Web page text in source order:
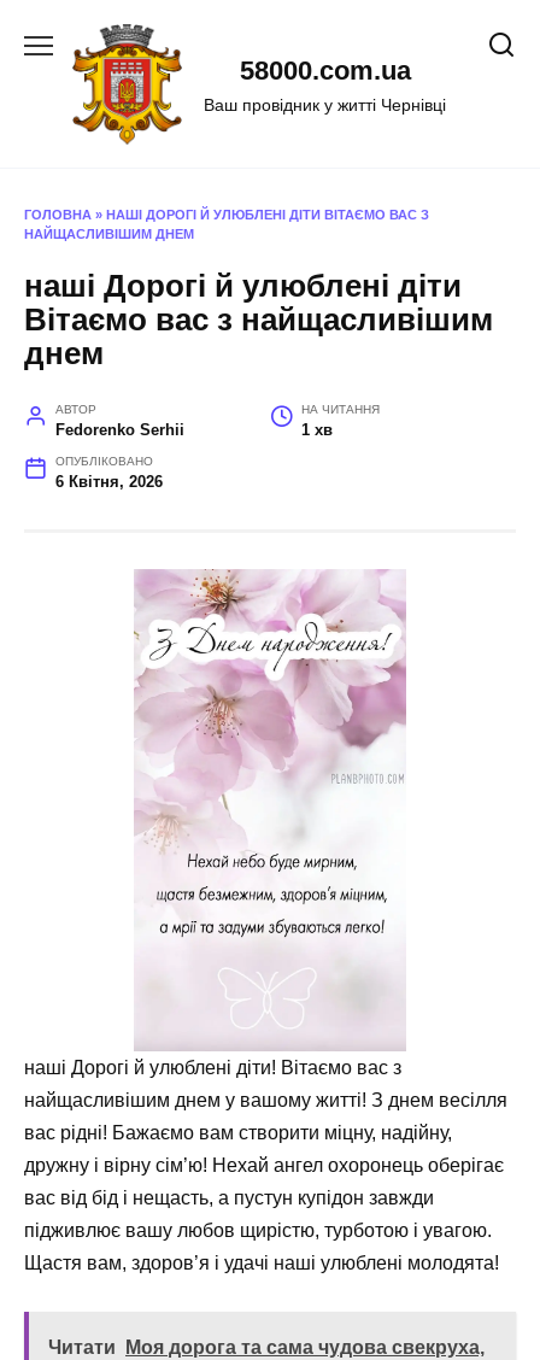
58000.com.ua
Ваш провідник у житті Чернівці
ГОЛОВНА » НАШІ ДОРОГІ Й УЛЮБЛЕНІ ДІТИ ВІТАЄМО ВАС З
НАЙЩАСЛИВІШИМ ДНЕМ
наші Дорогі й улюблені діти
Вітаємо вас з найщасливішим
днем
АВТОР
Fedorenko Serhii
НА ЧИТАННЯ
1 хв
ОПУБЛІКОВАНО
6 Квітня, 2026
наші Дорогі й улюблені діти! Вітаємо вас з
найщасливішим днем у вашому житті! З днем весілля
вас рідні! Бажаємо вам створити міцну, надійну,
дружну і вірну сім’ю! Нехай ангел охоронець оберігає
вас від бід і нещасть, а пустун купідон завжди
підживлює вашу любов щирістю, турботою і увагою.
Щастя вам, здоров’я і удачі наші улюблені молодята!
Читати
Моя дорога та сама чудова свекруха,